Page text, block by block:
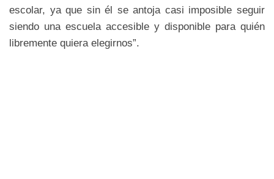
escolar, ya que sin él se antoja casi imposible seguir
siendo una escuela accesible y disponible para quién
libremente quiera elegirnos”.